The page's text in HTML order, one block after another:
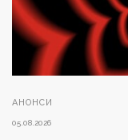
АНОНСИ
05.08.2026